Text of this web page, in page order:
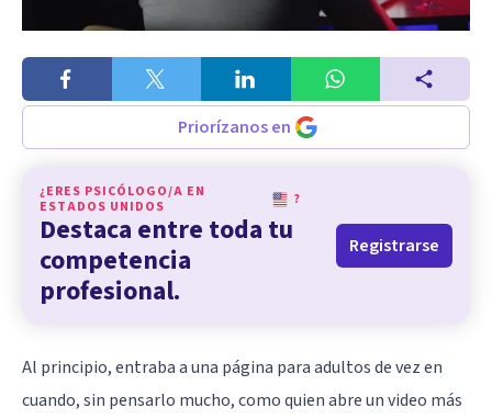
Priorízanos en
¿ERES PSICÓLOGO/A EN
ESTADOS UNIDOS
?
Destaca entre toda tu
competencia
profesional.
Registrarse
Al principio, entraba a una página para adultos de vez en
cuando, sin pensarlo mucho, como quien abre un video más